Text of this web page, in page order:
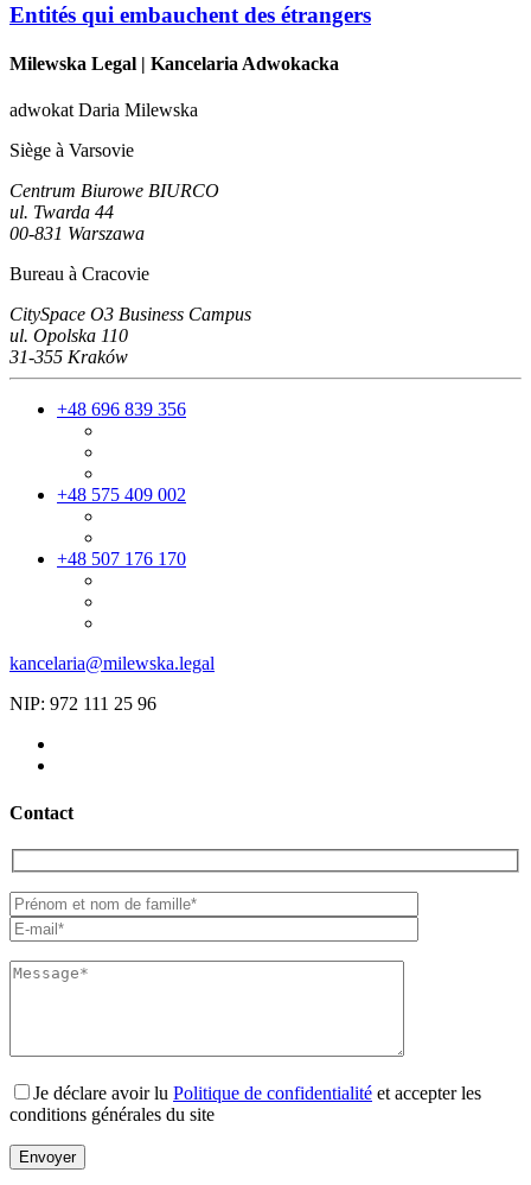
Entités qui embauchent des étrangers
Milewska Legal | Kancelaria Adwokacka
adwokat Daria Milewska
Siège à Varsovie
Centrum Biurowe BIURCO
ul. Twarda 44
00-831 Warszawa
Bureau à Cracovie
CitySpace O3 Business Campus
ul. Opolska 110
31-355 Kraków
+48 696 839 356
+48 575 409 002
+48 507 176 170
kancelaria@milewska.legal
NIP: 972 111 25 96
Contact
Je déclare avoir lu Politique de confidentialité et accepter les
conditions générales du site